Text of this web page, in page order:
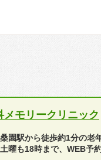
モリークリニック
桑園駅から徒歩約1分の老
土曜も18時まで、WEB予